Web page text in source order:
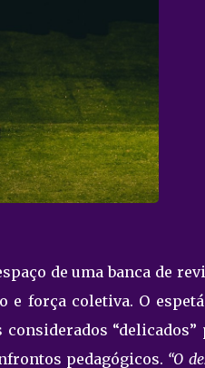
de uma banca de
e força coletiva. O
“delicados”
pedagógicos. “O